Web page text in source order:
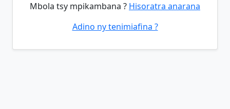
Mbola tsy mpikambana ? Hisoratra anarana
Adino ny tenimiafina ?